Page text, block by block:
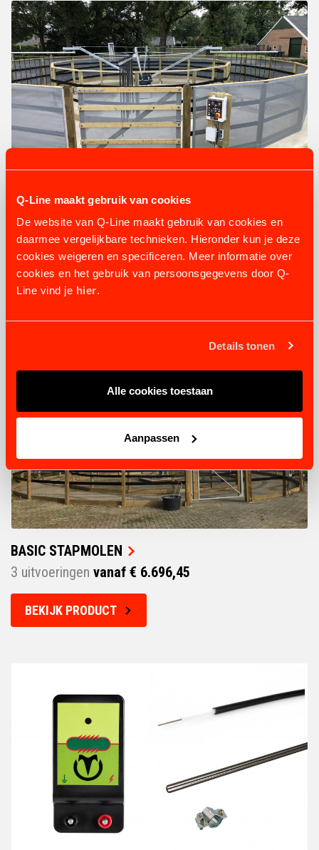
Q-Line maakt gebruik van cookies
De website van Q-Line maakt gebruik van cookies en
daarmee vergelijkbare technieken. Hieronder kun je deze
cookies weigeren en specificeren. Meer informatie over
cookies en het gebruik van persoonsgegevens door Q-
Line vind je hier.
Details tonen
Alle cookies toestaan
Aanpassen
PERIODIEK ONDERHOUD
Prijs op aanvraag
BEKIJK PRODUCT
BASIC STAPMOLEN
3 uitvoeringen vanaf € 6.696,45
BEKIJK PRODUCT